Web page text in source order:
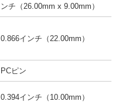
ンチ（26.00mm x 9.00mm）
0.866インチ（22.00mm）
PCピン
0.394インチ（10.00mm）